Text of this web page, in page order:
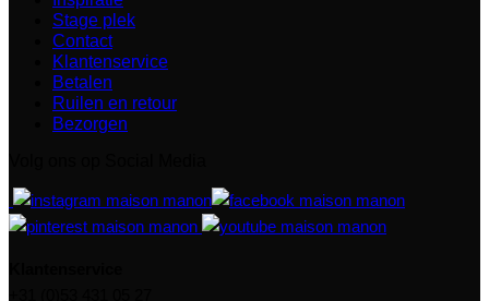
Stage plek
Contact
Klantenservice
Betalen
Ruilen en retour
Bezorgen